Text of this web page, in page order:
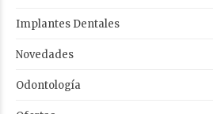
Implantes Dentales
Novedades
Odontología